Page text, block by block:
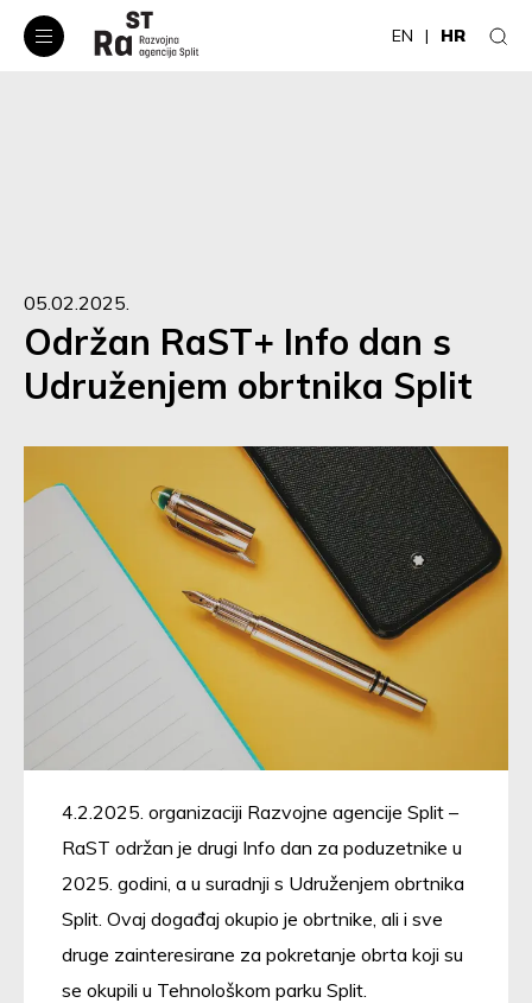
EN HR
05.02.2025.
Održan RaST+ Info dan s
Udruženjem obrtnika Split
4.2.2025. organizaciji Razvojne agencije Split –
RaST održan je drugi Info dan za poduzetnike u
2025. godini, a u suradnji s Udruženjem obrtnika
Split. Ovaj događaj okupio je obrtnike, ali i sve
druge zainteresirane za pokretanje obrta koji su
se okupili u Tehnološkom parku Split.